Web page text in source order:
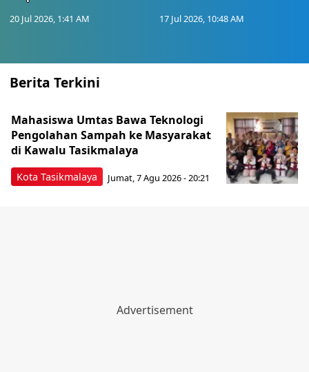
20 Jul 2026, 1:41 AM 17 Jul 2026, 10:48 AM
Berita Terkini
Kota Tasikmalaya
Mahasiswa Umtas Bawa Teknologi
Pengolahan Sampah ke Masyarakat
di Kawalu Tasikmalaya
Jumat, 7 Agu 2026 - 20:21